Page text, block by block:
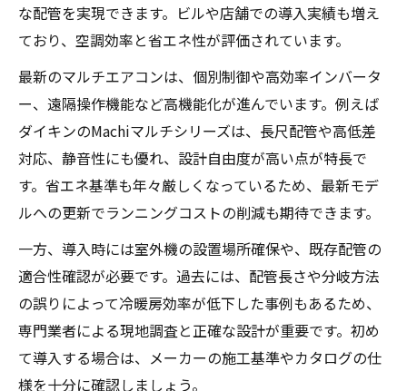
な配管を実現できます。ビルや店舗での導入実績も増え
ており、空調効率と省エネ性が評価されています。
最新のマルチエアコンは、個別制御や高効率インバータ
ー、遠隔操作機能など高機能化が進んでいます。例えば
ダイキンのMachiマルチシリーズは、長尺配管や高低差
対応、静音性にも優れ、設計自由度が高い点が特長で
す。省エネ基準も年々厳しくなっているため、最新モデ
ルへの更新でランニングコストの削減も期待できます。
一方、導入時には室外機の設置場所確保や、既存配管の
適合性確認が必要です。過去には、配管長さや分岐方法
の誤りによって冷暖房効率が低下した事例もあるため、
専門業者による現地調査と正確な設計が重要です。初め
て導入する場合は、メーカーの施工基準やカタログの仕
様を十分に確認しましょう。